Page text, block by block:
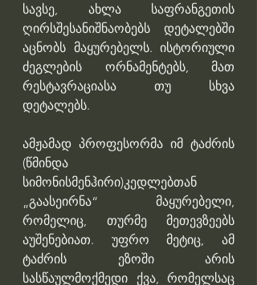
სავსე, ახლა საფრანგეთის
ღირსშესანიშნაობებს დეტალებში
აცნობს მაყურებელს. ისტორიული
ძეგლების ორნამენტებს, მათ
რესტავრაციასა თუ სხვა
დეტალებს.
ამჟამად პროფესორმა იმ ტაძრის
(წმინდა
სიმონისმენჰირი)კედლებთან
„გაასეირნა“ მაყურებელი,
რომელიც, თურმე მეთევზეებს
აუშენებიათ. უფრო მეტიც, ამ
ტაძრის ეზოში არის
სასწაულმოქმედი ქვა, რომელსაც